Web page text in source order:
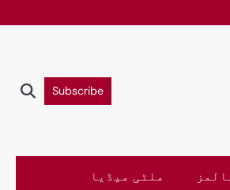
Subscribe
ملٹی میڈیا